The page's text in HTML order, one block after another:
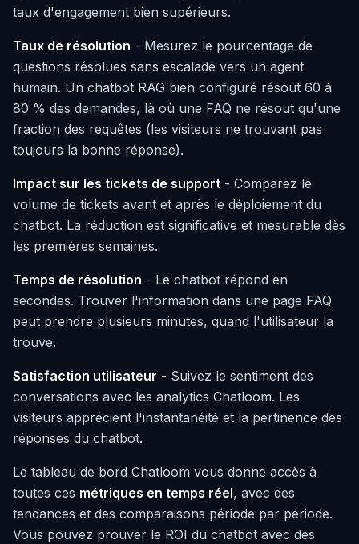
taux d'engagement bien supérieurs.
Taux de résolution - Mesurez le pourcentage de
questions résolues sans escalade vers un agent
humain. Un chatbot RAG bien configuré résout 60 à
80 % des demandes, là où une FAQ ne résout qu'une
fraction des requêtes (les visiteurs ne trouvant pas
toujours la bonne réponse).
Impact sur les tickets de support - Comparez le
volume de tickets avant et après le déploiement du
chatbot. La réduction est significative et mesurable dès
les premières semaines.
Temps de résolution - Le chatbot répond en
secondes. Trouver l'information dans une page FAQ
peut prendre plusieurs minutes, quand l'utilisateur la
trouve.
Satisfaction utilisateur - Suivez le sentiment des
conversations avec les analytics Chatloom. Les
visiteurs apprécient l'instantanéité et la pertinence des
réponses du chatbot.
Le tableau de bord Chatloom vous donne accès à
toutes ces métriques en temps réel, avec des
tendances et des comparaisons période par période.
Vous pouvez prouver le ROI du chatbot avec des